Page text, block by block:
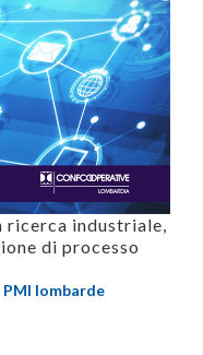
ricerca industriale,
di processo
PMI lombarde